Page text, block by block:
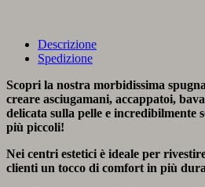
Descrizione
Spedizione
Scopri la nostra morbidissima
creare asciugamani, accappatoi,
delicata sulla pelle e incredibilmente
più piccoli!
Nei centri estetici è ideale per
clienti un tocco di comfort in più